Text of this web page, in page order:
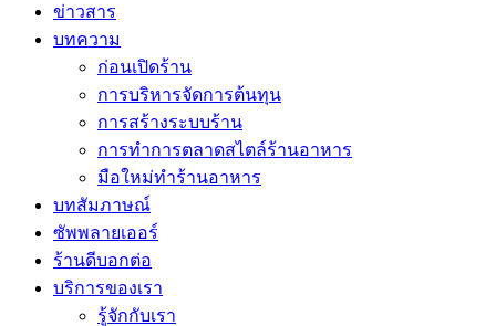
ข่าวสาร
บทความ
ก่อนเปิดร้าน
การบริหารจัดการต้นทุน
การสร้างระบบร้าน
การทำการตลาดสไตล์ร้านอาหาร
มือใหม่ทำร้านอาหาร
บทสัมภาษณ์
ซัพพลายเออร์
ร้านดีบอกต่อ
บริการของเรา
รู้จักกับเรา